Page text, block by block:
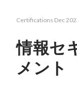
Certifications Dec
情報セ
メント